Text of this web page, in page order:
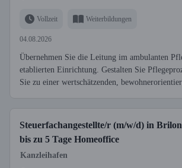
Vollzeit Weiterbildungen
04.08.2026
Übernehmen Sie die Leitung im ambulanten
etablierten Einrichtung. Gestalten Sie
Sie zu einer wertschätzenden,
Steuerfachangestellte/r (m/w/d) in
bis zu 5 Tage Homeoffice
Kanzleihafen